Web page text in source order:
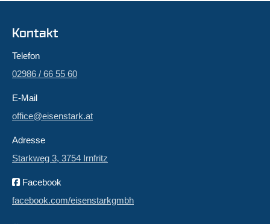
Kontakt
Telefon
02986 / 66 55 60
E-Mail
office@eisenstark.at
Adresse
Starkweg 3, 3754 Irnfritz
Facebook
facebook.com/eisenstarkgmbh